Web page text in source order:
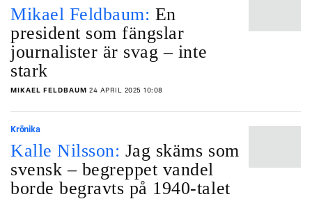
Mikael Feldbaum: En
president som fängslar
journalister är svag – inte
stark
MIKAEL FELDBAUM 24 APRIL 2025 10:08
Krönika
Kalle Nilsson: Jag skäms som
svensk – begreppet vandel
borde begravts på 1940-talet